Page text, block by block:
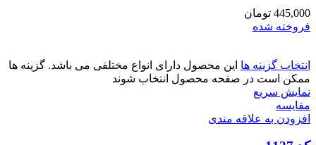
445,000 تومان
فروخته شده
انتخاب گزینه ها این محصول دارای انواع مختلفی می باشد. گزینه ها
ممکن است در صفحه محصول انتخاب شوند
نمایش سریع
مقايسه
افزودن به علاقه مندی